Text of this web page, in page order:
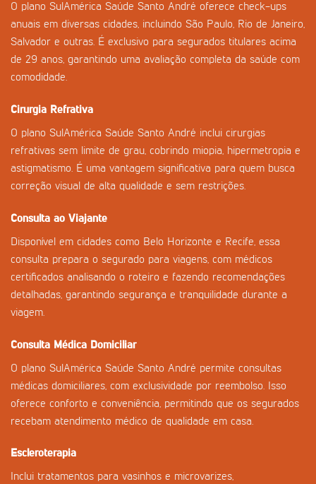
O plano SulAmérica Saúde Santo André oferece check-ups
anuais em diversas cidades, incluindo São Paulo, Rio de Janeiro,
Salvador e outras. É exclusivo para segurados titulares acima
de 29 anos, garantindo uma avaliação completa da saúde com
comodidade.
Cirurgia Refrativa
O plano SulAmérica Saúde Santo André inclui cirurgias
refrativas sem limite de grau, cobrindo miopia, hipermetropia e
astigmatismo. É uma vantagem significativa para quem busca
correção visual de alta qualidade e sem restrições.
Consulta ao Viajante
Disponível em cidades como Belo Horizonte e Recife, essa
consulta prepara o segurado para viagens, com médicos
certificados analisando o roteiro e fazendo recomendações
detalhadas, garantindo segurança e tranquilidade durante a
viagem.
Consulta Médica Domiciliar
O plano SulAmérica Saúde Santo André permite consultas
médicas domiciliares, com exclusividade por reembolso. Isso
oferece conforto e conveniência, permitindo que os segurados
recebam atendimento médico de qualidade em casa.
Escleroterapia
Inclui tratamentos para vasinhos e microvarizes,